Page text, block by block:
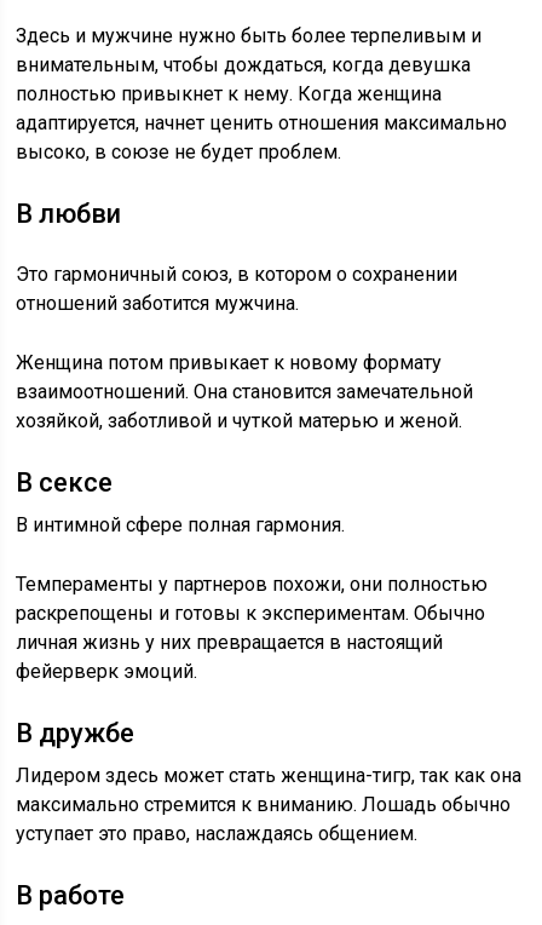
Здесь и мужчине нужно быть более терпеливым и
внимательным, чтобы дождаться, когда девушка
полностью привыкнет к нему. Когда женщина
адаптируется, начнет ценить отношения максимально
высоко, в союзе не будет проблем.
В любви
Это гармоничный союз, в котором о сохранении
отношений заботится мужчина.
Женщина потом привыкает к новому формату
взаимоотношений. Она становится замечательной
хозяйкой, заботливой и чуткой матерью и женой.
В сексе
В интимной сфере полная гармония.
Темпераменты у партнеров похожи, они полностью
раскрепощены и готовы к экспериментам. Обычно
личная жизнь у них превращается в настоящий
фейерверк эмоций.
В дружбе
Лидером здесь может стать женщина-тигр, так как она
максимально стремится к вниманию. Лошадь обычно
уступает это право, наслаждаясь общением.
В работе